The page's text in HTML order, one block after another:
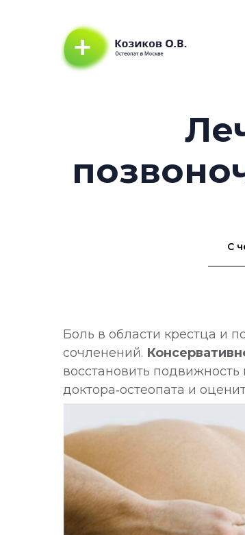
С
Боль в области крестца и
сочленений.
восстановить
доктора‑остеопата и